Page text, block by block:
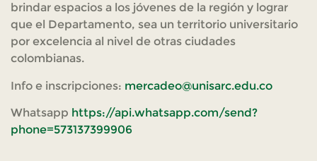
brindar espacios a los jóvenes de la región y lograr
que el Departamento, sea un territorio universitario
por excelencia al nivel de otras ciudades
colombianas.
Info e inscripciones: mercadeo@unisarc.edu.co
Whatsapp https://api.whatsapp.com/send?
phone=573137399906